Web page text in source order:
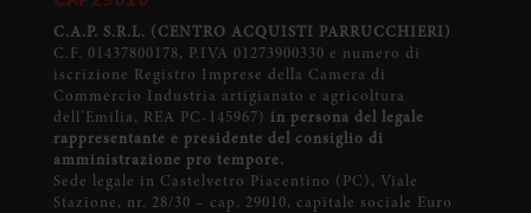
C.A.P. S.R.L. (CENTRO ACQUISTI PARRUCCHIERI)
C.F. 01437800178, P.IVA 01273900330 e numero di
iscrizione Registro Imprese della Camera di
Commercio Industria artigianato e agricoltura
dell’Emilia, REA PC-145967) in persona del legale
rappresentante e presidente del consiglio di
amministrazione pro tempore.
Sede legale in Castelvetro Piacentino (PC), Viale
Stazione, nr. 28/30 – cap. 29010, capitale sociale Euro